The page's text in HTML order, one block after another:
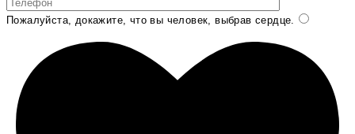
Пожалуйста, докажите, что вы человек, выбрав сердце.